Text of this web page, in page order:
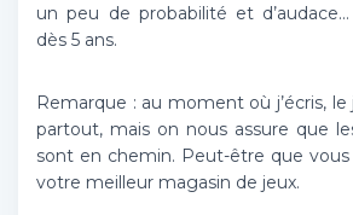
un peu de probabilité et
dès 5 ans.
Remarque : au moment où j’écris,
partout, mais on nous assure que
sont en chemin. Peut-être que
votre meilleur magasin de jeux.